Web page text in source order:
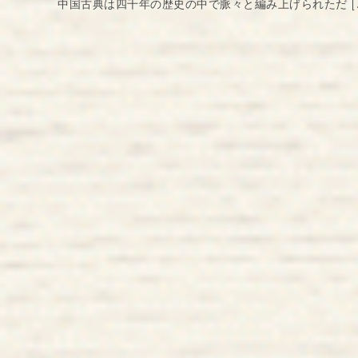
中国古典は四千年の歴史の中で脈々と編み上げられただ